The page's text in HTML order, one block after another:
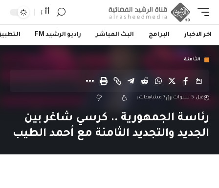
أأ
اخر الاخبار البرامج البث المباشر راديو الرشيد FM
الثامنة
قبل 5 سنوات 7 مشاهدات
رئاسة الجمهورية .. كرسي شاغر بين
الجديد والتجديد الثامنة مع أحمد الطيب